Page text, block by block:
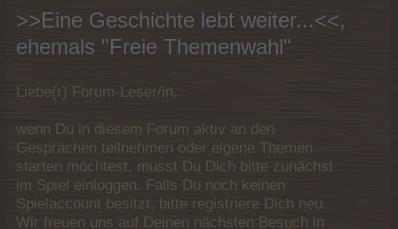
>>Eine Geschichte lebt weiter...<<,
ehemals "Freie Themenwahl"
Liebe(r) Forum-Leser/in,
wenn Du in diesem Forum aktiv an den
Gesprächen teilnehmen oder eigene Themen
starten möchtest, musst Du Dich bitte zunächst
im Spiel einloggen. Falls Du noch keinen
Spielaccount besitzt, bitte registriere Dich neu.
Wir freuen uns auf Deinen nächsten Besuch in